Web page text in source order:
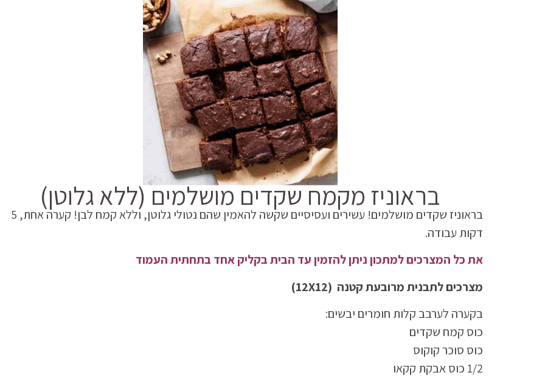
בראוניז מקמח שקדים מושלמים (ללא גלוטן)
בראוניז שקדים מושלמים! עשירים ועסיסיים שקשה להאמין שהם נטולי גלוטן, וללא קמח לבן! קערה אחת, 5
דקות עבודה.
את כל המצרכים למתכון ניתן להזמין עד הבית בקליק אחד בתחתית העמוד
מצרכים לתבנית מרובעת קטנה (12X12)
בקערה לערבב קלות חומרים יבשים:
כוס קמח שקדים
כוס סוכר קוקוס
1/2 כוס אבקת קקאו